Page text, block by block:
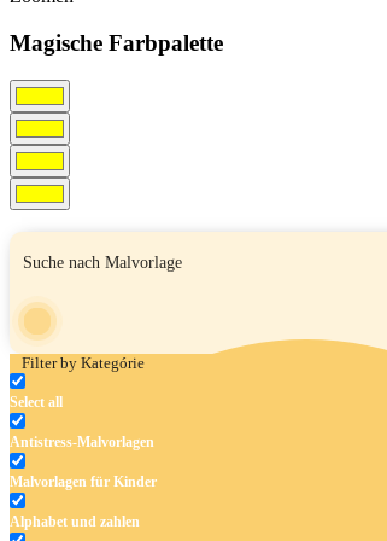
Magische Farbpalette
Filter by Kategórie
Select all
Antistress-Malvorlagen
Malvorlagen für Kinder
Alphabet und zahlen